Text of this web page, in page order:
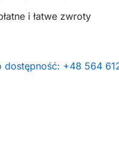
i łatwe zwroty
dostępność: +48 564